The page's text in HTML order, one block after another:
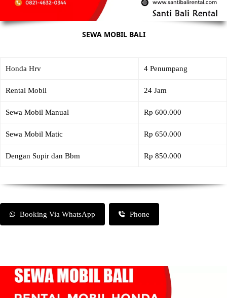
SEWA MOBIL BALI
Honda Hrv 4 Penumpang
Rental Mobil 24 Jam
Sewa Mobil Manual Rp 600.000
Sewa Mobil Matic Rp 650.000
Dengan Supir dan Bbm Rp 850.000
Booking Via WhatsApp Phone